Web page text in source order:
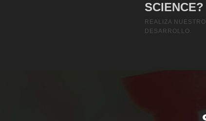
SCIENCE?
REALIZA
DESARROLLO.